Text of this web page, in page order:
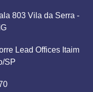
803 Vila da Serra -
Lead Offices Itaim
SP